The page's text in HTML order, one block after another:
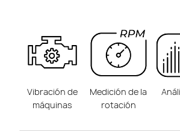
Vibración de
máquinas
Medición de la
rotación